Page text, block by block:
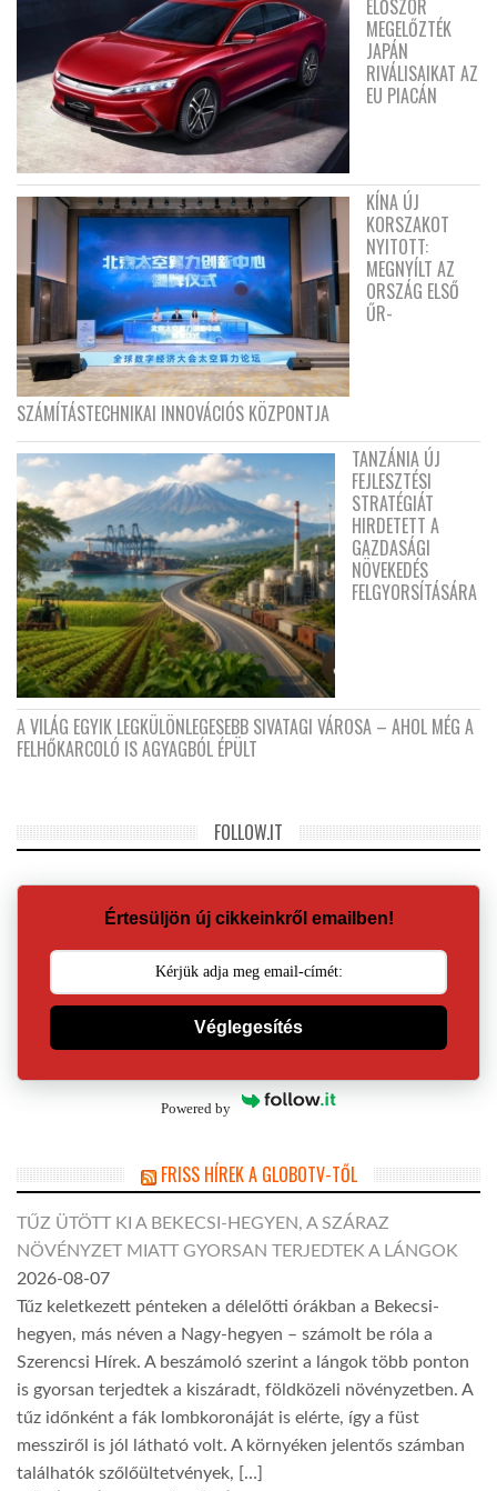
ELŐSZÖR
MEGELŐZTÉK
JAPÁN
RIVÁLISAIKAT AZ
EU PIACÁN
KÍNA ÚJ
KORSZAKOT
NYITOTT:
MEGNYÍLT AZ
ORSZÁG ELSŐ
ŰR-
SZÁMÍTÁSTECHNIKAI INNOVÁCIÓS KÖZPONTJA
TANZÁNIA ÚJ
FEJLESZTÉSI
STRATÉGIÁT
HIRDETETT A
GAZDASÁGI
NÖVEKEDÉS
FELGYORSÍTÁSÁRA
A VILÁG EGYIK LEGKÜLÖNLEGESEBB SIVATAGI VÁROSA – AHOL MÉG A
FELHŐKARCOLÓ IS AGYAGBÓL ÉPÜLT
FOLLOW.IT
Értesüljön új cikkeinkről emailben!
Véglegesítés
Powered by
FRISS HÍREK A GLOBOTV-TŐL
TŰZ ÜTÖTT KI A BEKECSI-HEGYEN, A SZÁRAZ
NÖVÉNYZET MIATT GYORSAN TERJEDTEK A LÁNGOK
2026-08-07
Tűz keletkezett pénteken a délelőtti órákban a Bekecsi-
hegyen, más néven a Nagy-hegyen – számolt be róla a
Szerencsi Hírek. A beszámoló szerint a lángok több ponton
is gyorsan terjedtek a kiszáradt, földközeli növényzetben. A
tűz időnként a fák lombkoronáját is elérte, így a füst
messziről is jól látható volt. A környéken jelentős számban
találhatók szőlőültetvények, […]